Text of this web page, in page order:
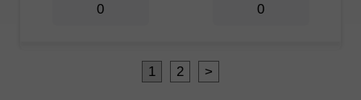
0 0
1 2 >